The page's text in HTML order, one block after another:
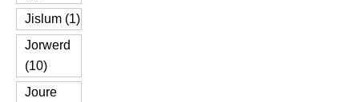
Jislum (1)
Jorwerd
(10)
Joure